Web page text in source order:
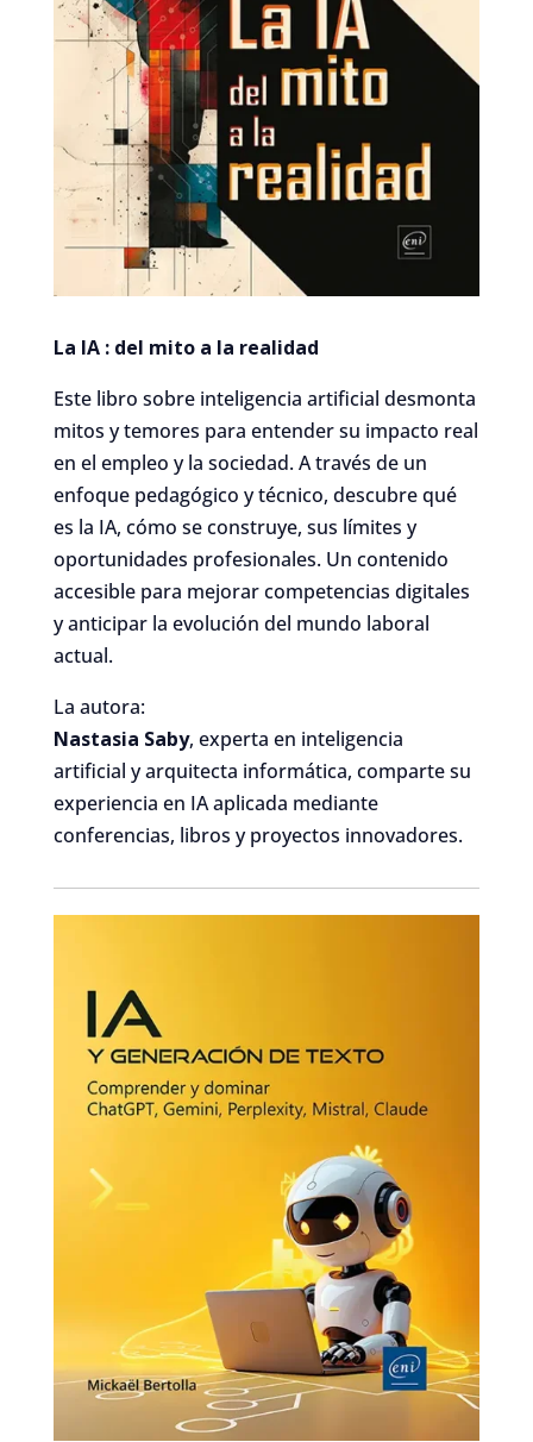
La IA : del mito a la realidad
Este libro sobre inteligencia artificial desmonta
mitos y temores para entender su impacto real
en el empleo y la sociedad. A través de un
enfoque pedagógico y técnico, descubre qué
es la IA, cómo se construye, sus límites y
oportunidades profesionales. Un contenido
accesible para mejorar competencias digitales
y anticipar la evolución del mundo laboral
actual.
La autora:
Nastasia Saby, experta en inteligencia
artificial y arquitecta informática, comparte su
experiencia en IA aplicada mediante
conferencias, libros y proyectos innovadores.